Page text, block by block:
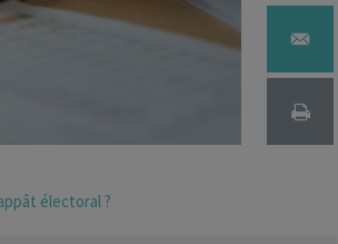
électoral ?